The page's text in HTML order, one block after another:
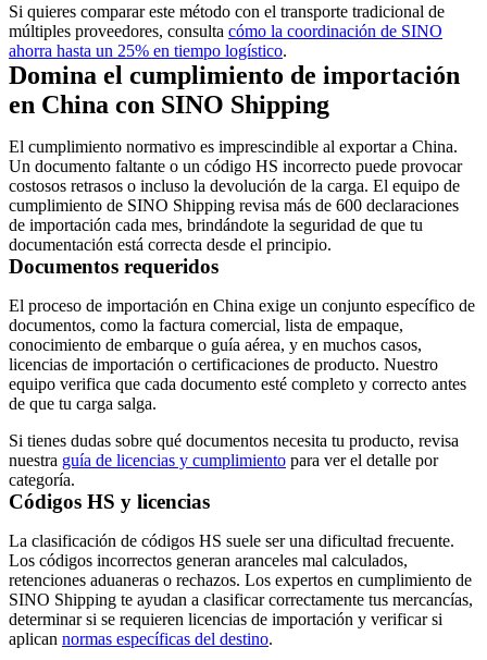
Si quieres comparar este método con el transporte tradicional de
múltiples proveedores, consulta cómo la coordinación de SINO
ahorra hasta un 25% en tiempo logístico.
Domina el cumplimiento de importación
en China con SINO Shipping
El cumplimiento normativo es imprescindible al exportar a China.
Un documento faltante o un código HS incorrecto puede provocar
costosos retrasos o incluso la devolución de la carga. El equipo de
cumplimiento de SINO Shipping revisa más de 600 declaraciones
de importación cada mes, brindándote la seguridad de que tu
documentación está correcta desde el principio.
Documentos requeridos
El proceso de importación en China exige un conjunto específico de
documentos, como la factura comercial, lista de empaque,
conocimiento de embarque o guía aérea, y en muchos casos,
licencias de importación o certificaciones de producto. Nuestro
equipo verifica que cada documento esté completo y correcto antes
de que tu carga salga.
Si tienes dudas sobre qué documentos necesita tu producto, revisa
nuestra guía de licencias y cumplimiento para ver el detalle por
categoría.
Códigos HS y licencias
La clasificación de códigos HS suele ser una dificultad frecuente.
Los códigos incorrectos generan aranceles mal calculados,
retenciones aduaneras o rechazos. Los expertos en cumplimiento de
SINO Shipping te ayudan a clasificar correctamente tus mercancías,
determinar si se requieren licencias de importación y verificar si
aplican normas específicas del destino.